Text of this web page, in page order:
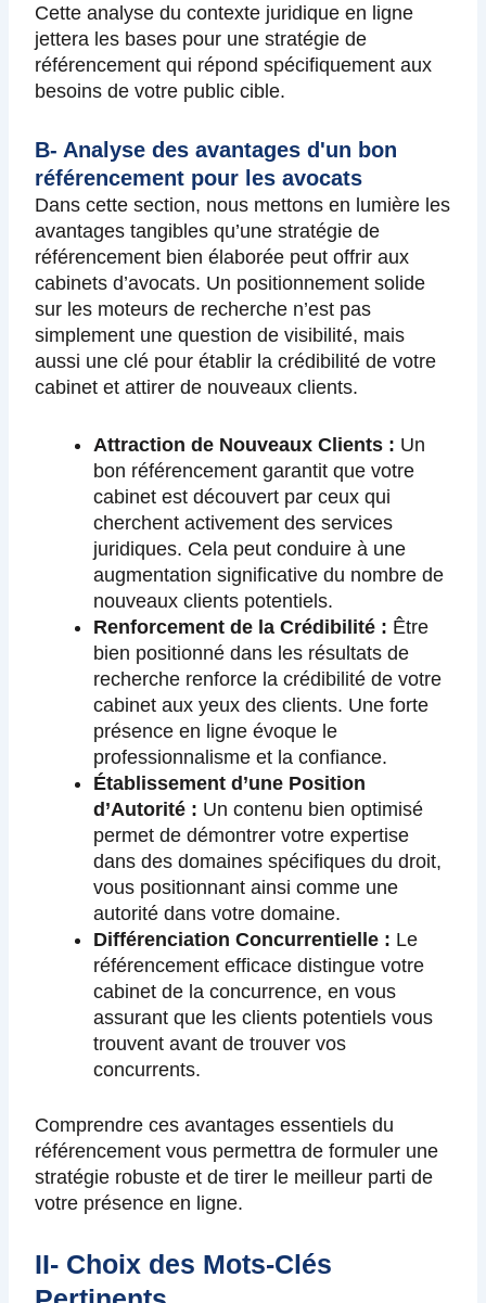
Cette analyse du contexte juridique en ligne
jettera les bases pour une stratégie de
référencement qui répond spécifiquement aux
besoins de votre public cible.
B- Analyse des avantages d'un bon
référencement pour les avocats
Dans cette section, nous mettons en lumière les
avantages tangibles qu’une stratégie de
référencement bien élaborée peut offrir aux
cabinets d’avocats. Un positionnement solide
sur les moteurs de recherche n’est pas
simplement une question de visibilité, mais
aussi une clé pour établir la crédibilité de votre
cabinet et attirer de nouveaux clients.
Attraction de Nouveaux Clients : Un
bon référencement garantit que votre
cabinet est découvert par ceux qui
cherchent activement des services
juridiques. Cela peut conduire à une
augmentation significative du nombre de
nouveaux clients potentiels.
Renforcement de la Crédibilité : Être
bien positionné dans les résultats de
recherche renforce la crédibilité de votre
cabinet aux yeux des clients. Une forte
présence en ligne évoque le
professionnalisme et la confiance.
Établissement d’une Position
d’Autorité : Un contenu bien optimisé
permet de démontrer votre expertise
dans des domaines spécifiques du droit,
vous positionnant ainsi comme une
autorité dans votre domaine.
Différenciation Concurrentielle : Le
référencement efficace distingue votre
cabinet de la concurrence, en vous
assurant que les clients potentiels vous
trouvent avant de trouver vos
concurrents.
Comprendre ces avantages essentiels du
référencement vous permettra de formuler une
stratégie robuste et de tirer le meilleur parti de
votre présence en ligne.
II- Choix des Mots-Clés